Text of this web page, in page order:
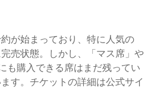
が始まっており、特に人気の
売状態。しかし、「マス席」や
も購入できる席はまだ残ってい
す。チケットの詳細は公式サイ